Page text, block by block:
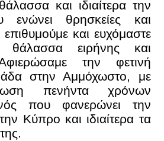
και ιδιαίτερα την
ενώνει θρησκείες και
επιθυμούμε και ευχόμαστε
θάλασσα ειρήνης και
την φετινή
στην Αμμόχωστο, με
πενήντα χρόνων
που φανερώνει την
Κύπρο και ιδιαίτερα τα